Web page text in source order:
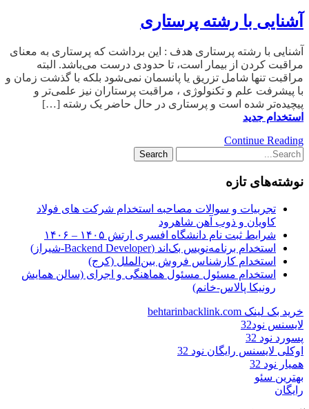
آشنایی با رشته پرستاری
آشنایی با رشته پرستاری هدف : این برداشت که پرستاری به معنای
مراقبت کردن از بیمار است، تا حدودی درست می‌باشد. البته
مراقبت تنها شامل تزریق یا پانسمان نمی‌شود بلکه با گذشت زمان و
با پیشرفت علم و تکنولوژی ، مراقبت پرستاران نیز علمی‌تر و
پیچیده‌تر شده است و پرستاری در حال حاضر یک رشته […]
استخدام جدید
Continue Reading
نوشته‌های تازه
تجربیات و سوالات مصاحبه استخدام شرکت های فولاد
کاویان و ذوب آهن شاهرود
شرایط ثبت نام دانشگاه افسری ارتش ۱۴۰۵ – ۱۴۰۶
استخدام برنامه‌نویس بک‌اند (Backend Developer-شیراز)
استخدام کارشناس فروش بین‌الملل (کرج)
استخدام مسئول مسئول هماهنگی و اجرای (سالن همایش
رونیکا پالاس-خانم)
خرید بک لینک behtarinbacklink.com
لایسنس نود32
پسورد نود 32
اوکلی لایسنس رایگان نود 32
همیار نود 32
بهترین سئو
رایگان